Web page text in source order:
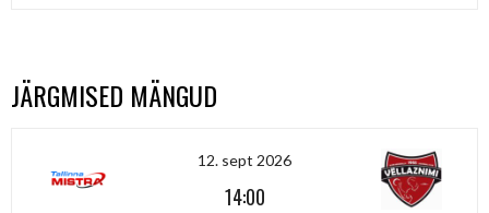
JÄRGMISED MÄNGUD
12. sept 2026
14:00